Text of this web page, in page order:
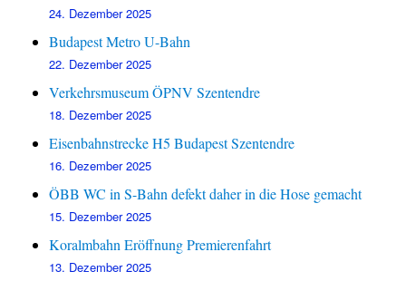
24. Dezember 2025
Budapest Metro U-Bahn
22. Dezember 2025
Verkehrsmuseum ÖPNV Szentendre
18. Dezember 2025
Eisenbahnstrecke H5 Budapest Szentendre
16. Dezember 2025
ÖBB WC in S-Bahn defekt daher in die Hose gemacht
15. Dezember 2025
Koralmbahn Eröffnung Premierenfahrt
13. Dezember 2025